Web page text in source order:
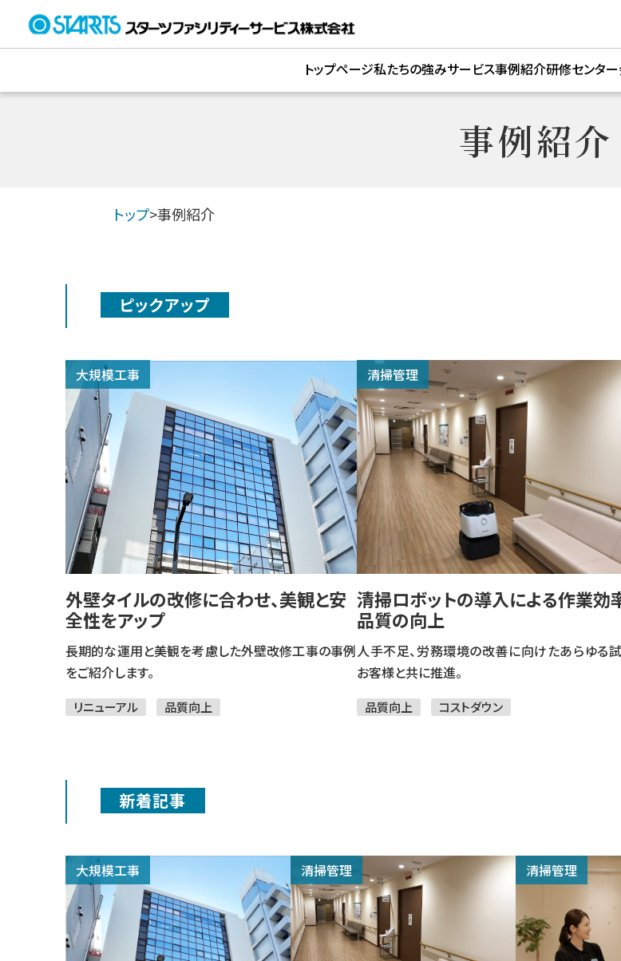
トップページ私たちの強みサービス
遠隔監視制御システム「ビルコ
設備
セキュリティシステム
PPP
鍵・カードキー「シャーロック」
事例紹介研修センター
事例紹介
トップ>事例紹介
ピックアップ
大規模工事
外壁タイルの改修に合わせ、美観と安
全性をアップ​
長期的な運用と美観を考慮した外壁改修工事の事例
をご紹介します。
リニューアル 品質向上
清掃管理
清掃ロボットの導入による作業効
品質の向上
人手不足、労務環境の改善に向けたあらゆる
お客様と共に推進。
品質向上 コストダウン
新着記事
大規模工事 清掃管理 清掃管理